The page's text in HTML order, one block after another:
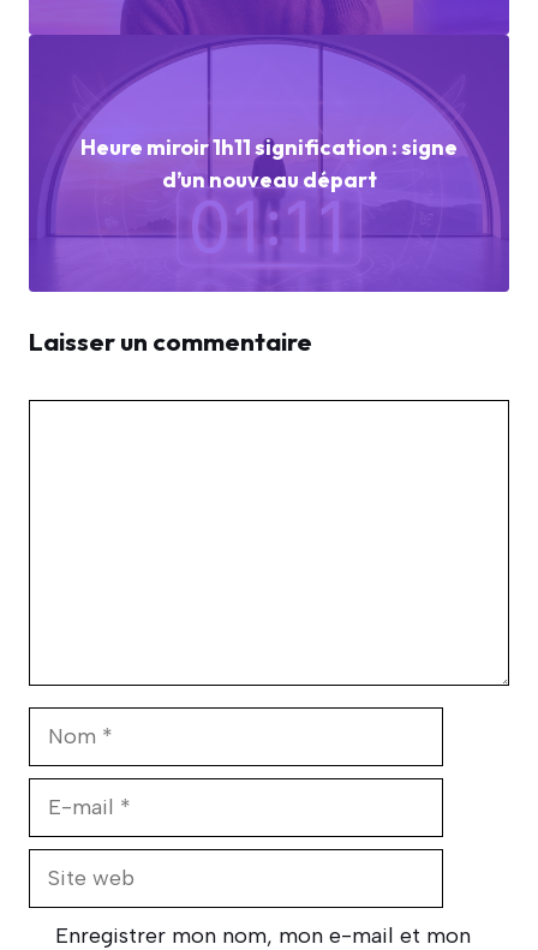
Heure miroir 1h11 signification : signe
d’un nouveau départ
Laisser un commentaire
Enregistrer mon nom, mon e-mail et mon